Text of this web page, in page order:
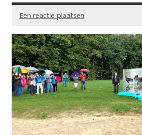
Een reactie plaatsen